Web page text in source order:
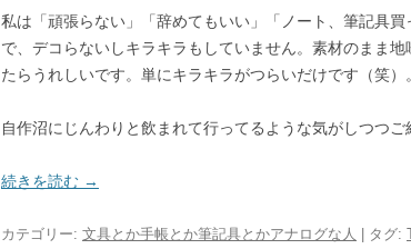
私は「頑張らない」「辞めてもいい」「ノート、筆記具
で、デコらないしキラキラもしていません。素材のまま
たらうれしいです。単にキラキラがつらいだけです（笑）。
自作沼にじんわりと飲まれて行ってるような気がしつつご
続きを読む →
カテゴリー: 文具とか手帳とか筆記具とかアナログな人 | タグ: